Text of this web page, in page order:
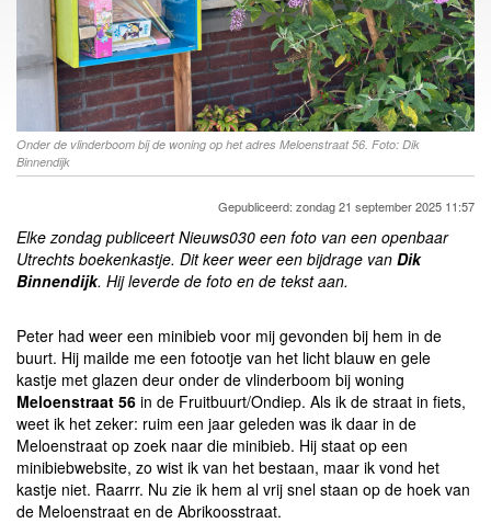
Onder de vlinderboom bij de woning op het adres Meloenstraat 56. Foto: Dik
Binnendijk
Gepubliceerd: zondag 21 september 2025 11:57
Elke zondag publiceert Nieuws030 een foto van een openbaar
Utrechts boekenkastje. Dit keer weer een bijdrage van Dik
Binnendijk. Hij leverde de foto en de tekst aan.
Peter had weer een minibieb voor mij gevonden bij hem in de
buurt. Hij mailde me een fotootje van het licht blauw en gele
kastje met glazen deur onder de vlinderboom bij woning
Meloenstraat 56 in de Fruitbuurt/Ondiep. Als ik de straat in fiets,
weet ik het zeker: ruim een jaar geleden was ik daar in de
Meloenstraat op zoek naar die minibieb. Hij staat op een
minibiebwebsite, zo wist ik van het bestaan, maar ik vond het
kastje niet. Raarrr. Nu zie ik hem al vrij snel staan op de hoek van
de Meloenstraat en de Abrikoosstraat.